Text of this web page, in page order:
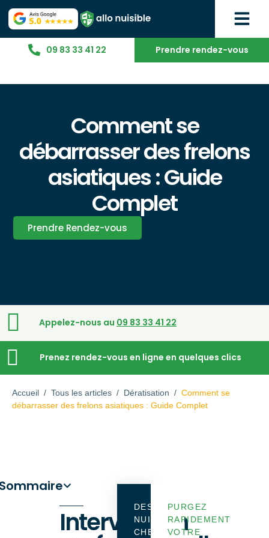
09 83 33 41 22 Prendre rendez-vous
Comment se
débarrasser des frelons
asiatiques : Guide
Complet
Prendre Rendez-vous
Appelez-nous au 09 83 33 41 22
Prenez rendez-vous en ligne en quelques clics
Accueil / Tous les articles / Dératisation / Comment se
débarrasser des frelons asiatiques : Guide Complet
Intervention
DES
NUISIBLES
CHEZ
PURGEZ
RAPIDEMENT
VOTRE